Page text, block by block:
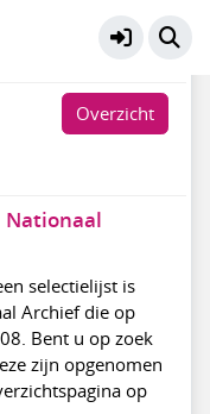
W X Z
Overzicht
Nationaal
selectielijst is
Archief die op
Bent u op zoek
zijn opgenomen
op